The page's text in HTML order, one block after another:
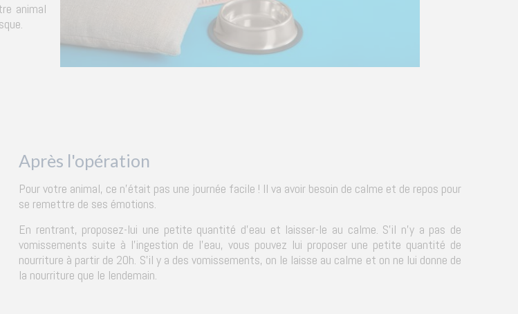
animal
Après l'opération
Pour votre animal, ce n'était pas une journée facile ! Il va avoir besoin de calme et de repos pour
se remettre de ses émotions.
En rentrant, proposez-lui une petite quantité d'eau et laisser-le au calme. S'il n'y a pas de
vomissements suite à l'ingestion de l'eau, vous pouvez lui proposer une petite quantité de
nourriture à partir de 20h. S'il y a des vomissements, on le laisse au calme et on ne lui donne de
la nourriture que le lendemain.